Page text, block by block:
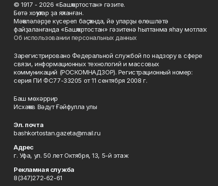
© 1917 - 2026 «Башҡортостан» гәзите.
Бөтә хоҡуҡтар ҙа яҡланған.
Мәҡәләләрҙе күсереп баҫҡанда, йә уларҙы өлөшләтә
файҙаланғанда «Башҡортостан» гәзитенә һылтанма яһау мотлаҡ.
Об использовании персональных данных
Зарегистрировано Федеральной службой по надзору в сфере
связи, информационных технологий и массовых
коммуникаций (РОСКОМНАДЗОР). Регистрационный номер:
серия ПИ ФС77-33205 от 11 сентября 2008 г.
Баш мөхәррир
Исхаҡов Вәдүт Ғәйфулла улы
Эл. почта
bashkortostan.gazeta@mail.ru
Адрес
г. Уфа, ул. 50 лет Октября, 13, 5-й этаж
Рекламная служба
8(347)272-62-61